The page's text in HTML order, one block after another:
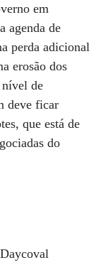
em
agenda de
perda adicional
erosão dos
de
deve ficar
que está de
do